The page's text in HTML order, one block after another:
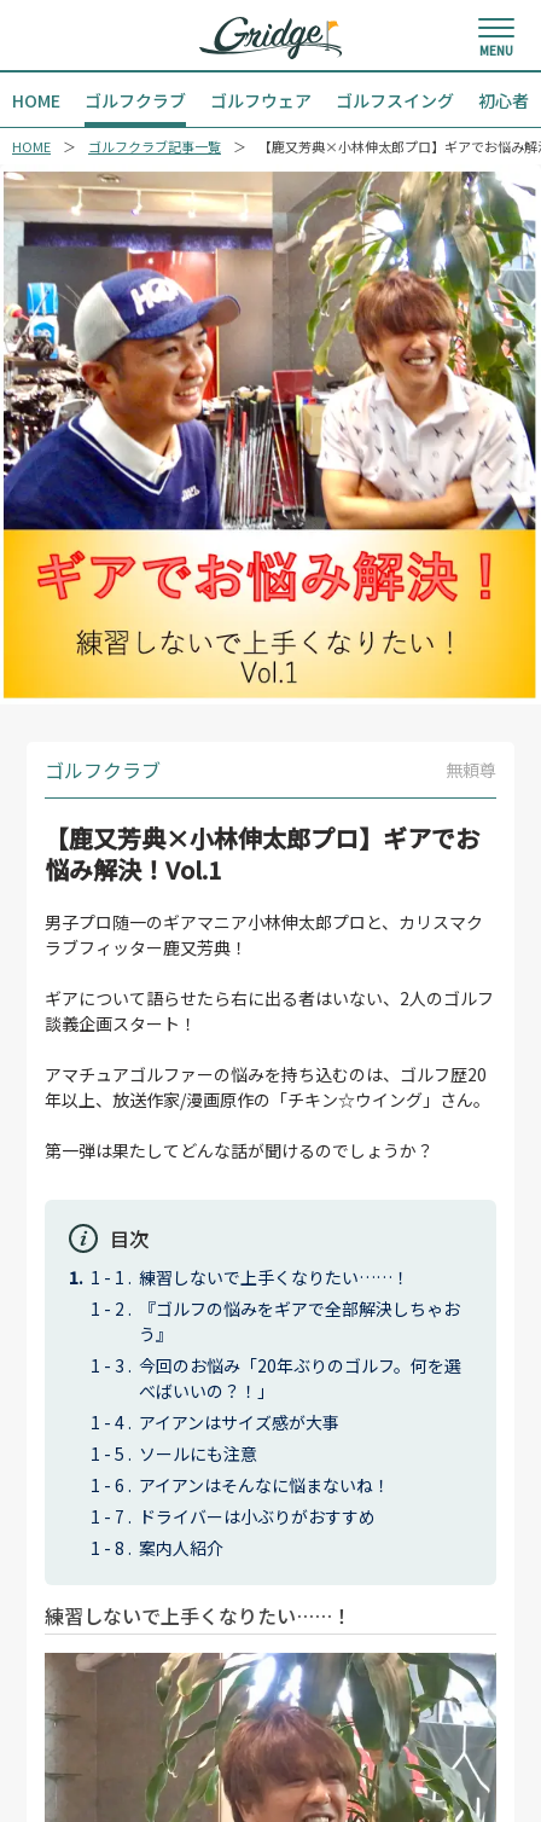
HOME ゴルフクラブ ゴルフウェア ゴルフスイング 初心者
HOME ゴルフクラブ記事一覧 【鹿又芳典×小林伸太郎プロ】ギアでお悩み
ゴルフクラブ 無頼尊
【鹿又芳典×小林伸太郎プロ】ギアでお
悩み解決！Vol.1
男子プロ随一のギアマニア小林伸太郎プロと、カリスマク
ラブフィッター鹿又芳典！
ギアについて語らせたら右に出る者はいない、2人のゴルフ
談義企画スタート！
アマチュアゴルファーの悩みを持ち込むのは、ゴルフ歴20
年以上、放送作家/漫画原作の「チキン☆ウイング」さん。
第一弾は果たしてどんな話が聞けるのでしょうか？
目次
練習しないで上手くなりたい……！
『ゴルフの悩みをギアで全部解決しちゃお
う』
今回のお悩み「20年ぶりのゴルフ。何を選
べばいいの？！」
アイアンはサイズ感が大事
ソールにも注意
アイアンはそんなに悩まないね！
ドライバーは小ぶりがおすすめ
案内人紹介
練習しないで上手くなりたい……！